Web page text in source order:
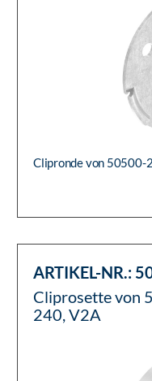
Clipronde von 50500-
ARTIKEL-NR.:
Cliprosette von
240, V2A